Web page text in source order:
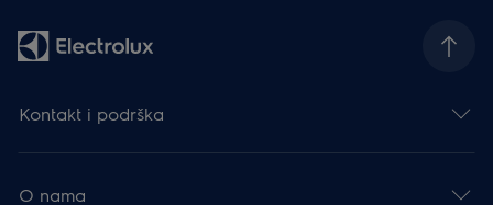
Kontakt i podrška
O nama